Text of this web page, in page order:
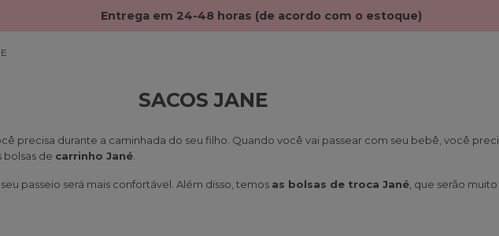
Entrega em 24-48 horas (de acordo com o estoque)
SACOS JANE
precisa durante a caminhada do seu filho. Quando você vai passear com seu bebê, você
de carrinho Jané
passeio será mais confortável. Além disso, temos as bolsas de troca Jané , que serão